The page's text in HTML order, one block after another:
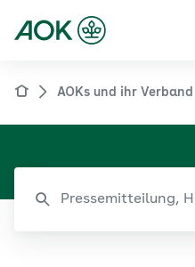
AOKs und ihr Verband